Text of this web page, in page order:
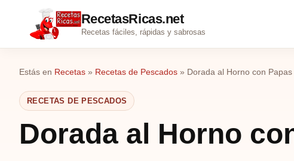
RecetasRicas.net
Recetas fáciles, rápidas y sabrosas
Estás en Recetas » Recetas de Pescados » Dorada al Horno con Papas
RECETAS DE PESCADOS
Dorada al Horno